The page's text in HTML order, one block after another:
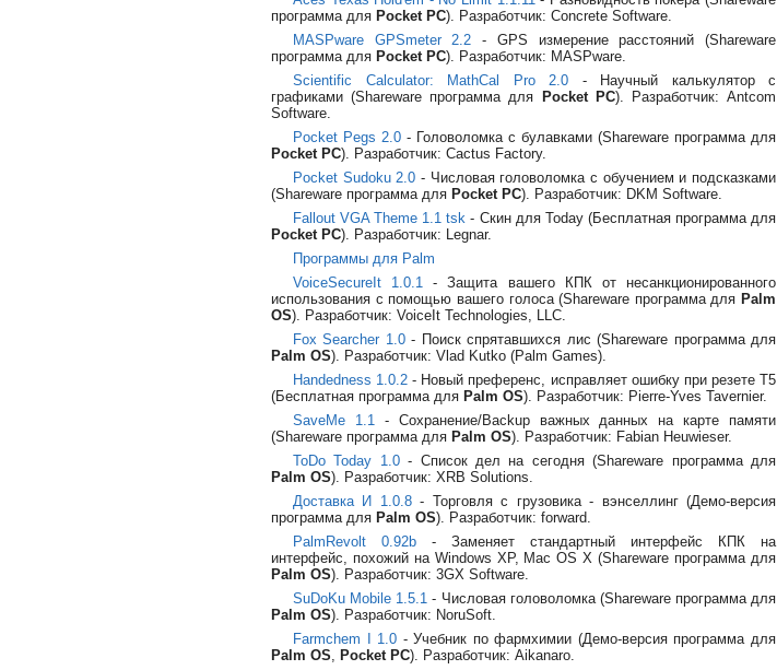
программа для Pocket PC). Разработчик: Concrete Software.
MASPware GPSmeter 2.2 - GPS измерение расстояний (Shareware
программа для Pocket PC). Разработчик: MASPware.
Scientific Calculator: MathCal Pro 2.0 - Научный калькулятор с
графиками (Shareware программа для
Pocket PC). Разработчик: Antcom
Software.
Pocket Pegs 2.0 - Головоломка с булавками (Shareware программа для
Pocket PC). Разработчик: Cactus Factory.
Pocket Sudoku 2.0 - Числовая головоломка с обучением и подсказками
(Shareware программа для Pocket PC). Разработчик: DKM Software.
Fallout VGA Theme 1.1 tsk - Скин для Today (Бесплатная программа для
Pocket PC). Разработчик: Legnar.
Программы для Palm
VoiceSecureIt 1.0.1 - Защита вашего КПК от несанкционированного
использования с помощью вашего голоса (Shareware программа для Palm
OS). Разработчик: VoiceIt Technologies, LLC.
Fox Searcher 1.0- Поиск спрятавшихся лис (Shareware программа для
Palm OS). Разработчик: Vlad Kutko (Palm Games).
Handedness 1.0.2 - Новый преференс, исправляет ошибку при резете Т5
(Бесплатная программа для Palm OS). Разработчик: Pierre-Yves Tavernier.
SaveMe 1.1- Сохранение/Backup важных данных на карте памяти
(Shareware программа для Palm OS). Разработчик: Fabian Heuwieser.
ToDo Today 1.0- Список дел на сегодня (Shareware программа для
Palm OS). Разработчик: XRB Solutions.
Доставка И 1.0.8- Торговля с грузовика - вэнселлинг (Демо-версия
программа для Palm OS). Разработчик: forward.
PalmRevolt 0.92b - Заменяет стандартный интерфейс КПК на
интерфейс, похожий на Windows XP, Mac OS X (Shareware программа для
Palm OS). Разработчик: 3GX Software.
SuDoKu Mobile 1.5.1 - Числовая головоломка (Shareware программа для
Palm OS). Разработчик: NoruSoft.
Farmchem I 1.0 - Учебник по фармхимии (Демо-версия программа для
Palm OS, Pocket PC). Разработчик: Aikanaro.